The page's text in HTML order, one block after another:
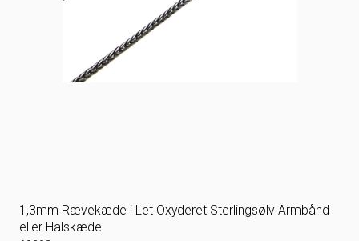
1,3mm Rævekæde i Let Oxyderet Sterlingsølv Armbånd
eller Halskæde